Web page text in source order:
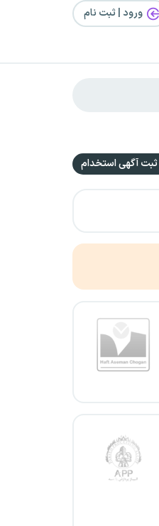
ورود | ثبت‌ نام
ثبت آگهی استخدام